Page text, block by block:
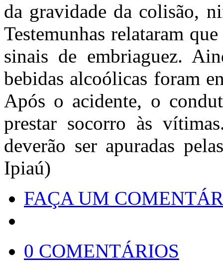
da gravidade da colisão,
Testemunhas relataram
sinais de embriaguez.
bebidas alcoólicas foram
Após o acidente, o
prestar socorro às
deverão ser apuradas
Ipiaú)
FAÇA UM
0 COMENTÁRIOS